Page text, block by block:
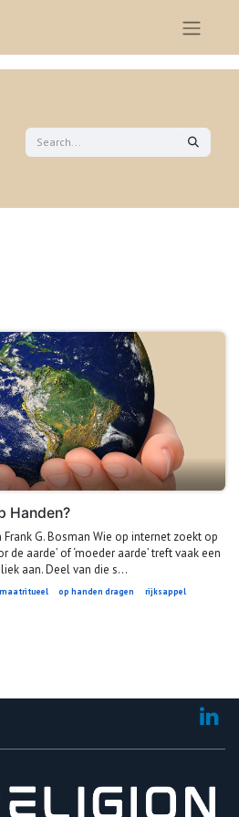
Handen?
G. Bosman Wie op internet zoekt op
de aarde’ of ‘moeder aarde’ treft vaak een
aan. Deel van die s...
op handen dragen
rijksappel